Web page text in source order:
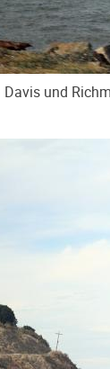
und